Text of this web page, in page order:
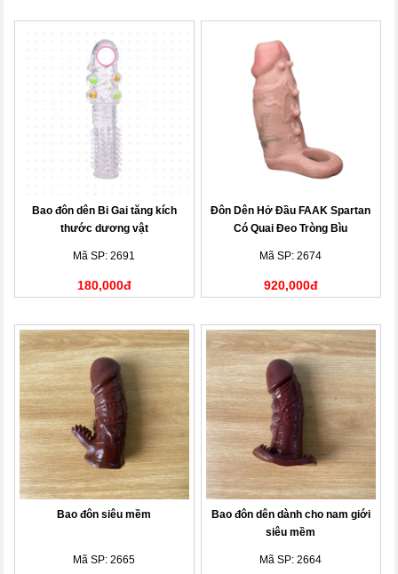
Bao đôn dên Bi Gai tăng kích
thước dương vật
Mã SP: 2691
180,000đ
Đôn Dên Hở Đầu FAAK Spartan
Có Quai Đeo Tròng Bìu
Mã SP: 2674
920,000đ
Bao đôn siêu mềm
Mã SP: 2665
Bao đôn dên dành cho nam giới
siêu mềm
Mã SP: 2664